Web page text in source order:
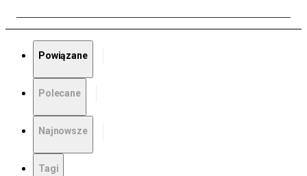
Powiązane
Polecane
Najnowsze
Tagi